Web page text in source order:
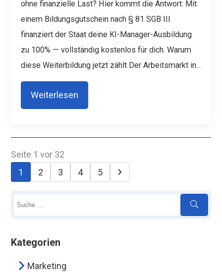
ohne finanzielle Last? Hier kommt die Antwort: Mit
einem Bildungsgutschein nach § 81 SGB III
finanziert der Staat deine KI-Manager-Ausbildung
zu 100% — vollständig kostenlos für dich. Warum
diese Weiterbildung jetzt zählt Der Arbeitsmarkt in...
Weiterlesen
Seite 1 vor 32
1
2 3 4 5
Kategorien
Marketing